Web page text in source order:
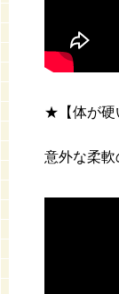
★【体が硬
意外な柔